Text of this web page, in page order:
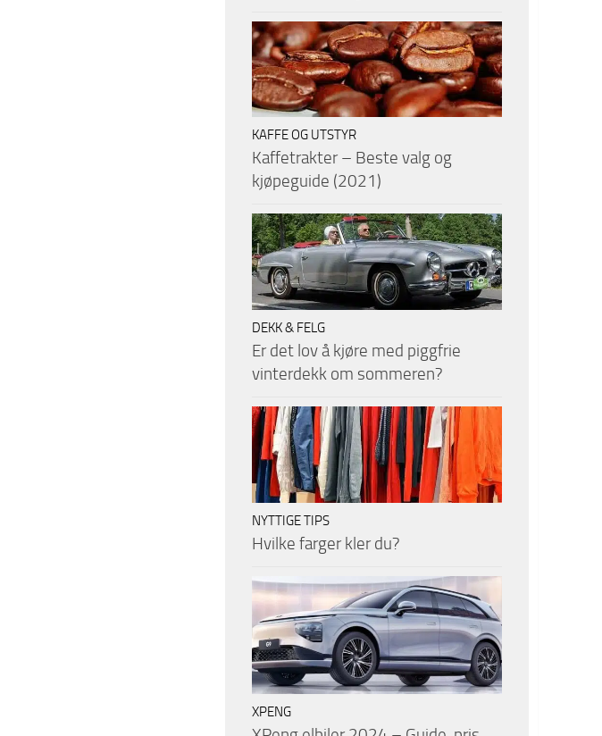
KAFFE OG UTSTYR
Kaffetrakter – Beste valg og
kjøpeguide (2021)
DEKK & FELG
Er det lov å kjøre med piggfrie
vinterdekk om sommeren?
NYTTIGE TIPS
Hvilke farger kler du?
XPENG